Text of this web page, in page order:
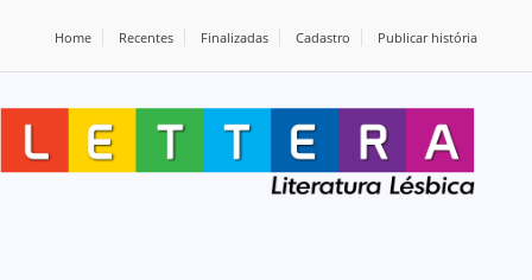
Home Recentes Finalizadas Cadastro Publicar história